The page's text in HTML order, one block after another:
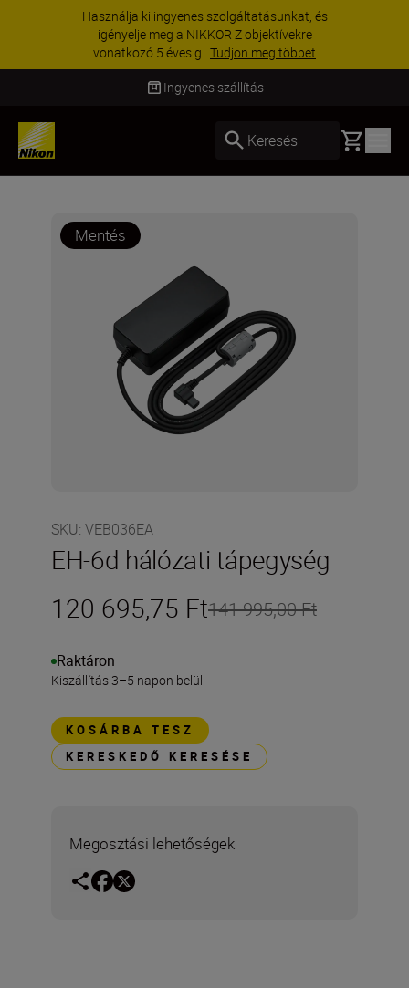
Használja ki ingyenes szolgáltatásunkat, és
igényelje meg a NIKKOR Z objektívekre
vonatkozó 5 éves g...Tudjon meg többet
Ingyenes szállítás
Keresés Basket
Mentés
SKU: VEB036EA
EH-6d hálózati tápegység
120 695,75 Ft141 995,00 Ft
Raktáron
Kiszállítás 3–5 napon belül
KOSÁRBA TESZ
KERESKEDŐ KERESÉSE
Megosztási lehetőségek